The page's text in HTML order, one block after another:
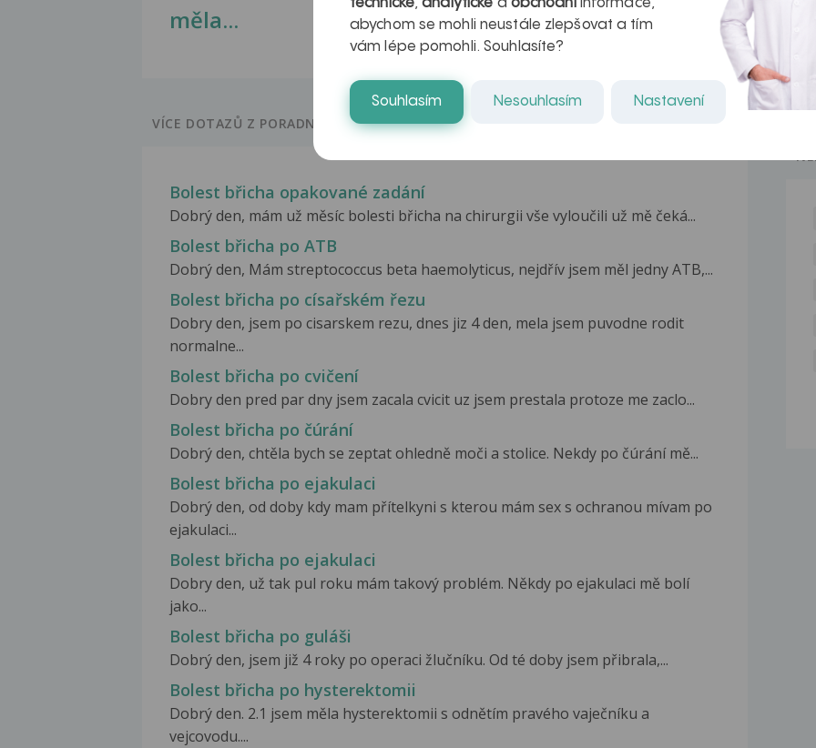
měla...
kteří ji...
VÍCE DOTAZŮ Z PORADNY
Bolest břicha opakované zadání
Dobrý den, mám už měsíc bolesti břicha na chirurgii vše vyloučili už mě čeká...
Bolest břicha po ATB
Dobrý den, Mám streptococcus beta haemolyticus, nejdřív jsem měl jedny ATB,...
Bolest břicha po císařském řezu
Dobry den, jsem po cisarskem rezu, dnes jiz 4 den, mela jsem puvodne rodit
normalne...
Bolest břicha po cvičení
Dobry den pred par dny jsem zacala cvicit uz jsem prestala protoze me zaclo...
Bolest břicha po čúrání
Dobrý den, chtěla bych se zeptat ohledně moči a stolice. Nekdy po čúrání mě...
Bolest břicha po ejakulaci
Dobrý den, od doby kdy mam přítelkyni s kterou mám sex s ochranou mívam po
ejakulaci...
Bolest břicha po ejakulaci
Dobry den, už tak pul roku mám takový problém. Někdy po ejakulaci mě bolí
jako...
Bolest břicha po guláši
Dobrý den, jsem již 4 roky po operaci žlučníku. Od té doby jsem přibrala,...
Bolest břicha po hysterektomii
Dobrý den. 2.1 jsem měla hysterektomii s odnětím pravého vaječníku a
vejcovodu....
technické,analytické a obchodníinformace,
abychom se mohli neustále zlepšovat a tím
vám lépe pomohli. Souhlasíte?
Souhlasím Nesouhlasím Nastavení